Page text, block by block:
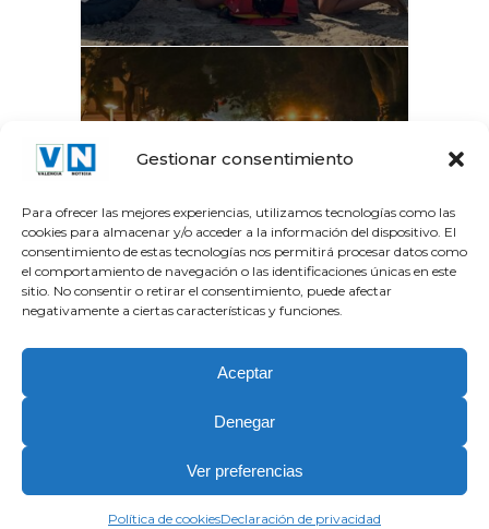
Gestionar consentimiento
Para ofrecer las mejores experiencias, utilizamos tecnologías como las
cookies para almacenar y/o acceder a la información del dispositivo. El
consentimiento de estas tecnologías nos permitirá procesar datos como
el comportamiento de navegación o las identificaciones únicas en este
sitio. No consentir o retirar el consentimiento, puede afectar
negativamente a ciertas características y funciones.
Aceptar
Denegar
Ver preferencias
Política de cookiesDeclaración de privacidad
del Túria recupera el...
| Stock images by
Política de cookies (UE)
Política de Privacidad